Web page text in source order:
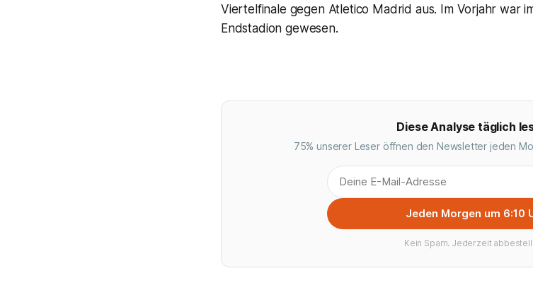
Viertelfinale gegen Atletico Madrid aus. Im Vorjahr war
Endstadion gewesen.
Diese Analyse täglich
75% unserer Leser öffnen den Newsletter jeden
Jeden Morgen um 6:10
Kein Spam. Jederzeit